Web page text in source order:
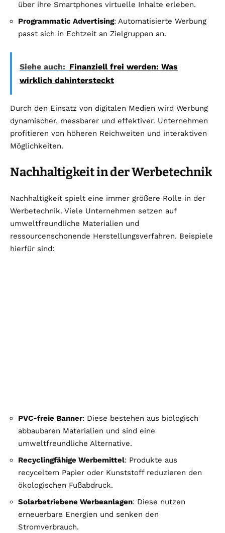
über ihre Smartphones virtuelle Inhalte erleben.
Programmatic Advertising: Automatisierte Werbung
passt sich in Echtzeit an Zielgruppen an.
Siehe auch: Finanziell frei werden: Was
wirklich dahintersteckt
Durch den Einsatz von digitalen Medien wird Werbung
dynamischer, messbarer und effektiver. Unternehmen
profitieren von höheren Reichweiten und interaktiven
Möglichkeiten.
Nachhaltigkeit in der Werbetechnik
Nachhaltigkeit spielt eine immer größere Rolle in der
Werbetechnik. Viele Unternehmen setzen auf
umweltfreundliche Materialien und
ressourcenschonende Herstellungsverfahren. Beispiele
hierfür sind:
PVC-freie Banner: Diese bestehen aus biologisch
abbaubaren Materialien und sind eine
umweltfreundliche Alternative.
Recyclingfähige Werbemittel: Produkte aus
recyceltem Papier oder Kunststoff reduzieren den
ökologischen Fußabdruck.
Solarbetriebene Werbeanlagen: Diese nutzen
erneuerbare Energien und senken den
Stromverbrauch.